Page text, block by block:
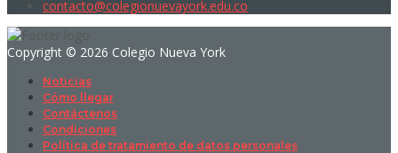
contacto@colegionuevayork.edu.co
Copyright © 2026 Colegio Nueva York
Noticias
Cómo llegar
Contáctenos
Condiciones
Política de tratamiento de datos personales